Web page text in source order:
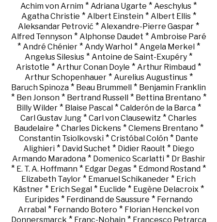
Achim von Arnim * Adriana Ugarte * Aeschylus *
Agatha Christie * Albert Einstein* Albert Ellis*
Aleksandar Petrović * Alexandre-Pierre Gaspar *
Alfred Tennyson* Alphonse Daudet * Ambroise Paré
* André Chénier* Andy Warhol * Angela Merkel *
Angelus Silesius * Antoine de Saint-Exupéry *
Aristotle * Arthur Conan Doyle * Arthur Rimbaud *
Arthur Schopenhauer* Aurelius Augustinus*
Baruch Spinoza * Beau Brummell * Benjamin Franklin
* Ben Jonson* Bertrand Russell * Bettina Brentano *
Billy Wilder* Blaise Pascal* Calderón de la Barca*
Carl Gustav Jung * Carl von Clausewitz * Charles
Baudelaire * Charles Dickens* Clemens Brentano *
Constantin Tsiolkovski * Cristóbal Colón * Dante
Alighieri* David Suchet * Didier Raoult * Diego
Armando Maradona* Domenico Scarlatti* Dr Bashir
* E. T. A. Hoffmann * Edgar Degas * Edmond Rostand *
Elizabeth Taylor * Emanuel Schikaneder * Erich
Kästner * Erich Segal * Euclide * Eugène Delacroix *
Euripides* Ferdinand de Saussure * Fernando
Arrabal * Fernando Botero * Florian Henckel von
Donnersmarck * Franc-Nohain* Francesco Petrarca